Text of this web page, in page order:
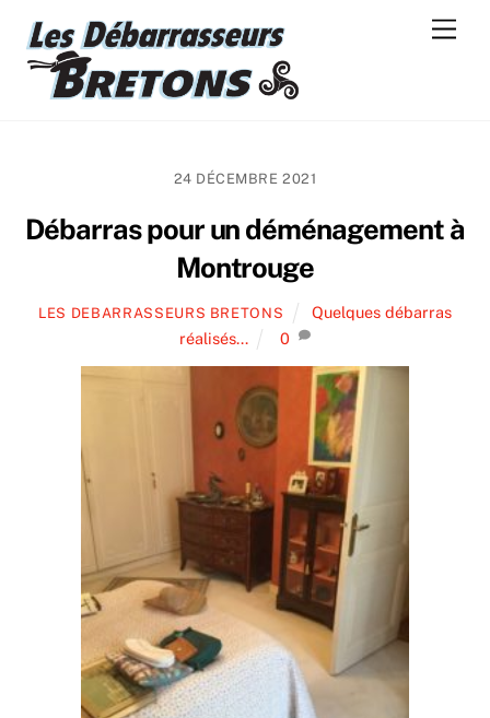
content
24 DÉCEMBRE 2021
Débarras pour un déménagement à
Montrouge
LES DEBARRASSEURS BRETONS
Quelques débarras
réalisés...
0